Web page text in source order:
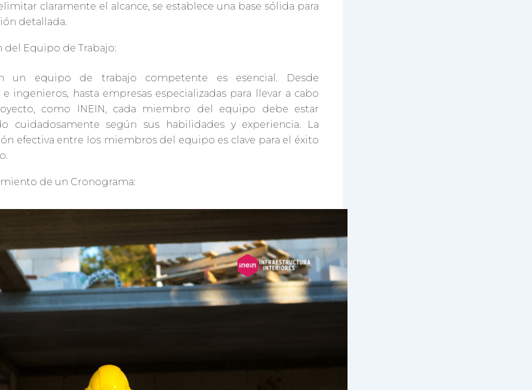
claramente el alcance, se establece una base sólida para
detallada.
del Equipo de Trabajo:
un equipo de trabajo competente es esencial. Desde
ingenieros, hasta empresas especializadas para llevar a cabo
como INEIN, cada miembro del equipo debe estar
cuidadosamente según sus habilidades y experiencia. La
efectiva entre los miembros del equipo es clave para el éxito
de un Cronograma: